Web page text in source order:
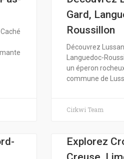
Gard,
Roussillon
Découvrez
Languedoc-
un éperon
commune de
Cirkwi Team
Explorez